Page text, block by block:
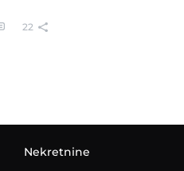
22
Nekretnine